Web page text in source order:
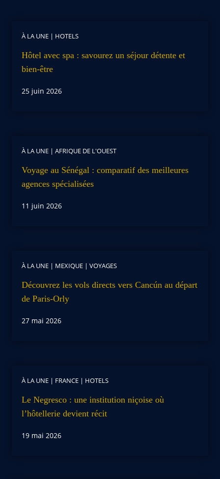
À LA UNE | HOTELS
Hôtel avec spa : savourez un séjour détente et
bien-être
25 juin 2026
À LA UNE | AFRIQUE DE L'OUEST
Voyage au Sénégal : comparatif des meilleures
agences spécialisées
11 juin 2026
À LA UNE | MEXIQUE | VOYAGES
Découvrez les vols directs vers Cancún au départ
de Paris-Orly
27 mai 2026
À LA UNE | FRANCE | HOTELS
Le Negresco : une institution niçoise où
l’hôtellerie devient récit
19 mai 2026